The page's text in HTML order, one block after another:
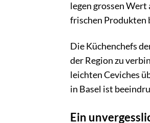
legen grossen
frischen Produkten
Die Küchenchefs
der Region zu
leichten Ceviches
in Basel ist
Ein